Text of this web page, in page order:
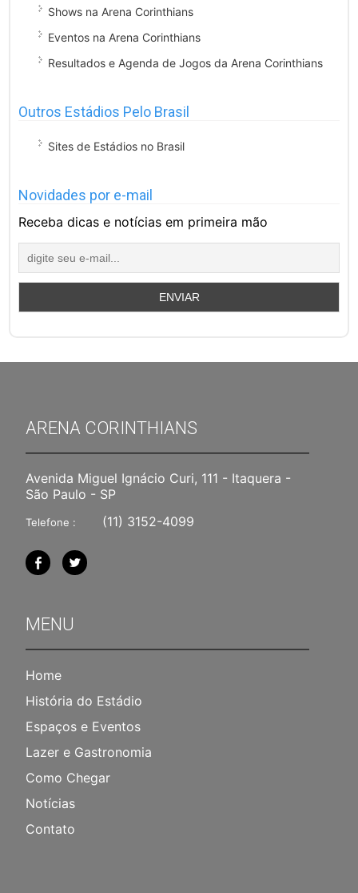
Shows na Arena Corinthians
Eventos na Arena Corinthians
Resultados e Agenda de Jogos da Arena Corinthians
Outros Estádios Pelo Brasil
Sites de Estádios no Brasil
Novidades por e-mail
Receba dicas e notícias em primeira mão
ARENA CORINTHIANS
Avenida Miguel Ignácio Curi, 111 - Itaquera -
São Paulo - SP
Telefone : (11) 3152-4099
MENU
Home
História do Estádio
Espaços e Eventos
Lazer e Gastronomia
Como Chegar
Notícias
Contato